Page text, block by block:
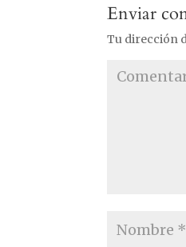
Enviar
Tu dirección